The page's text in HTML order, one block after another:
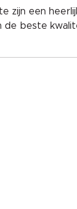
zijn een
de beste